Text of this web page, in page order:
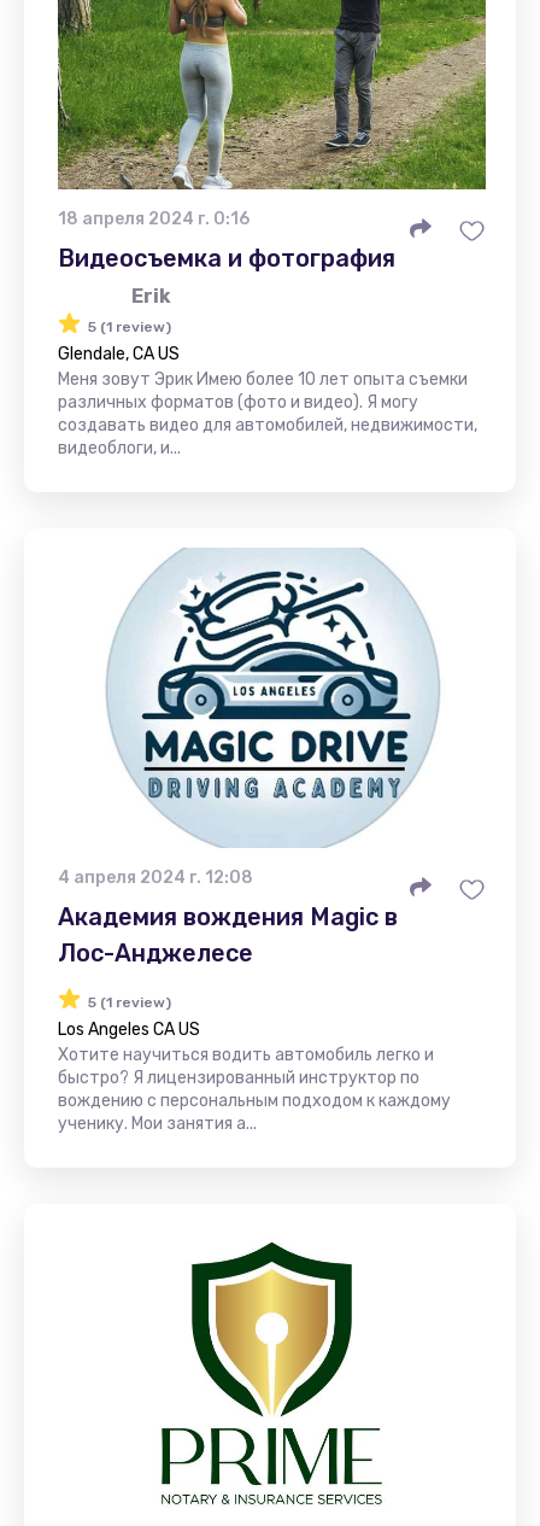
18 апреля 2024 г. 0:16
Видеосъемка и фотография
Erik
5 (1 review)
Glendale, CA US
Меня зовут Эрик Имею более 10 лет опыта съемки
различных форматов (фото и видео). Я могу
создавать видео для автомобилей, недвижимости,
видеоблоги, и...
4 апреля 2024 г. 12:08
Академия вождения Magic в
Лос-Анджелесе
5 (1 review)
Los Angeles CA US
Хотите научиться водить автомобиль легко и
быстро? Я лицензированный инструктор по
вождению с персональным подходом к каждому
ученику. Мои занятия а...